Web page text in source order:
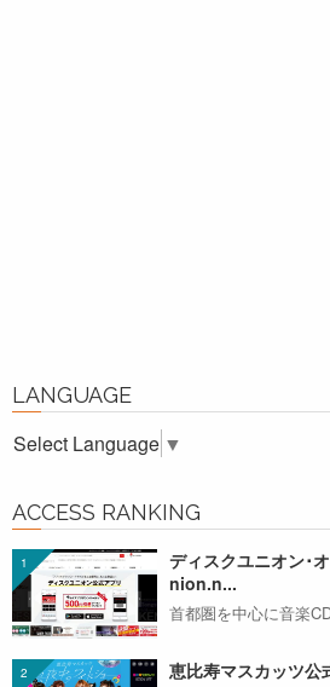
LANGUAGE
Select Language ▼
ACCESS RANKING
ディスクユニオン･
nion.n...
首都圏を中心に音楽
恵比寿マスカッツ公